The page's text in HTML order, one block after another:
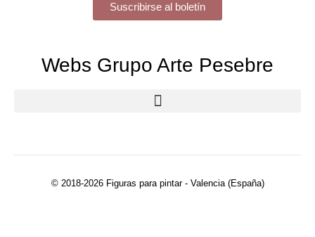
Suscribirse al boletín
Webs Grupo Arte Pesebre
© 2018-2026 Figuras para pintar - Valencia (España)